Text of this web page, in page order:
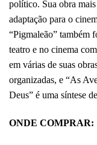
político. Sua obra
adaptação para o
“Pigmaleão” também
teatro e no cinema
em várias de suas
organizadas, e “As
Deus” é uma síntese
ONDE COMPRAR: